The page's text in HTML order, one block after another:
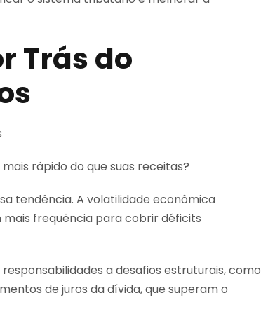
Trás do
rápido do que suas receitas?
tendência. A volatilidade econômica
frequência para cobrir déficits
a desafios estruturais, como
de juros da dívida, que superam o